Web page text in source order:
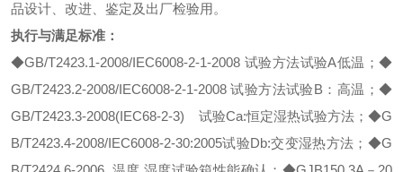
品设计、改进、鉴定及出厂检验用。
执行与满足标准：
◆GB/T2423.1-2008/IEC6008-2-1-2008 试验方法试验A低温； ◆
GB/T2423.2-2008/IEC6008-2-1-2008 试验方法试验B：高温； ◆
GB/T2423.3-2008(IEC68-2-3) 试验Ca:恒定湿热试验方法； ◆G
B/T2423.4-2008/IEC6008-2-30:2005试验Db:交变湿热方法； ◆G